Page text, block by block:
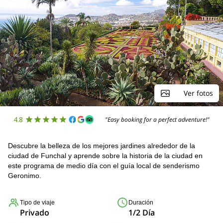
Ver fotos
4.8 "Easy booking for a perfect adventure!"
Descubre la belleza de los mejores jardines alrededor de la
ciudad de Funchal y aprende sobre la historia de la ciudad en
este programa de medio día con el guía local de senderismo
Geronimo.
Tipo de viaje
Privado
Duración
1/2 Día